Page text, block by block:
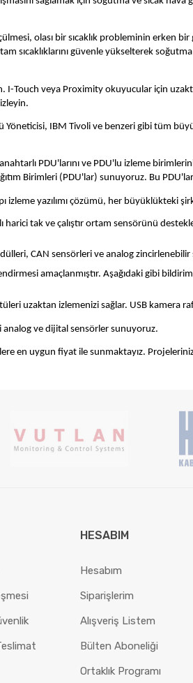
olası bir sıcaklık probleminin
sıcaklıklarını güvenle yükselterek
I-Touch veya Proximity okuyucular için
IBM Tivoli ve benzeri gibi tüm
PDU'larını ve PDU'lu izleme birimlerini
Birimleri (PDU'lar) sunuyoruz. Bu
yazılımı çözümü, her büyüklükteki
harici tak ve çalıştır ortam sensörünü
CAN sensörleri ve analog zincirlenebilir
amaçlanmıştır. Aşağıdaki gibi
uzaktan izlemenizi sağlar. USB kamera
ve dijital sensörler sunuyoruz.
en uygun fiyat ile sunmaktayız. Projeleriniz
HESABIM
Hesabım
Siparişlerim
Alışveriş Listem
Bülten Aboneliği
Ortaklık Programı